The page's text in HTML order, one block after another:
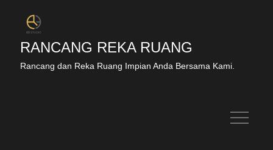
RANCANG REKA RUANG
Rancang dan Reka Ruang Impian Anda Bersama Kami.